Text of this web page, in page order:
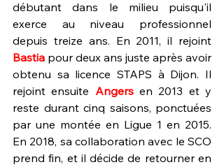
débutant dans le milieu puisqu'il
exerce au niveau professionnel
Bastia pour deux ans juste après avoir
obtenu sa licence STAPS à Dijon. Il
rejoint ensuite Angers en 2013 et y
reste durant cinq saisons, ponctuées
par une montée en Ligue 1 en 2015.
En 2018, sa collaboration avec le SCO
prend fin, et il décide de retourner en